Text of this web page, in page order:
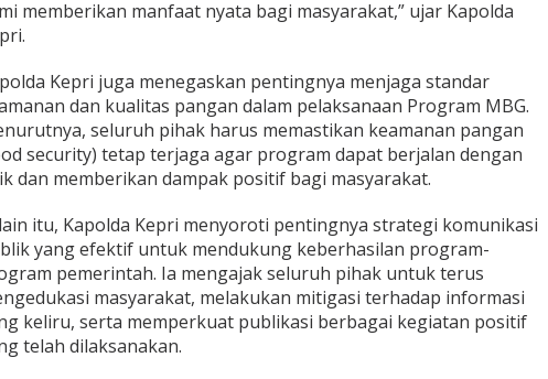
memberikan manfaat nyata bagi masyarakat,” ujar Kapolda
Kepri juga menegaskan pentingnya menjaga standar
dan kualitas pangan dalam pelaksanaan Program MBG.
seluruh pihak harus memastikan keamanan pangan
security) tetap terjaga agar program dapat berjalan dengan
dan memberikan dampak positif bagi masyarakat.
itu, Kapolda Kepri menyoroti pentingnya strategi komunikasi
yang efektif untuk mendukung keberhasilan program-
pemerintah. Ia mengajak seluruh pihak untuk terus
masyarakat, melakukan mitigasi terhadap informasi
keliru, serta memperkuat publikasi berbagai kegiatan positif
telah dilaksanakan.